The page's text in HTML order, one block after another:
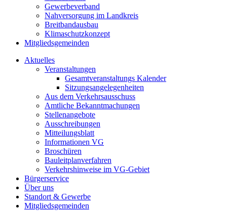
Gewerbeverband
Nahversorgung im Landkreis
Breitbandausbau
Klimaschutzkonzept
Mitgliedsgemeinden
Aktuelles
Veranstaltungen
Gesamtveranstaltungs Kalender
Sitzungsangelegenheiten
Aus dem Verkehrsausschuss
Amtliche Bekanntmachungen
Stellenangebote
Ausschreibungen
Mitteilungsblatt
Informationen VG
Broschüren
Bauleitplanverfahren
Verkehrshinweise im VG-Gebiet
Bürgerservice
Über uns
Standort & Gewerbe
Mitgliedsgemeinden